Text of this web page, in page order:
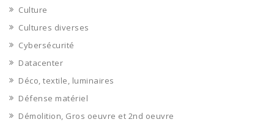
Culture
Cultures diverses
Cybersécurité
Datacenter
Déco, textile, luminaires
Défense matériel
Démolition, Gros oeuvre et 2nd oeuvre